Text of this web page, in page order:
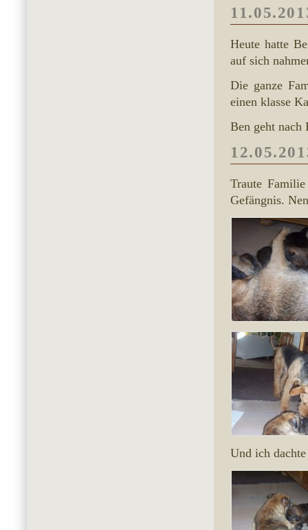
Heute hatte
auf sich
Die ganze
einen klasse
Ben geht nach
Traute
Gefängnis.
Und ich